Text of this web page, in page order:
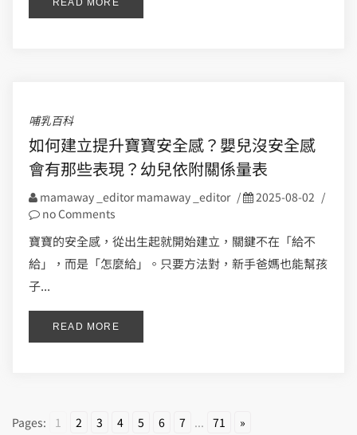
READ MORE
哺乳百科
如何建立提升寶寶安全感？嬰兒沒安全感
會有那些表現？幼兒依附關係量表
mamaway _editor mamaway _editor / 2025-08-02 /
no Comments
寶寶的安全感，從出生起就開始建立，關鍵不在「給不
給」，而是「怎麼給」。只要方法對，新手爸媽也能幫孩
子...
READ MORE
Pages: 1 2 3 4 5 6 7 ... 71 »